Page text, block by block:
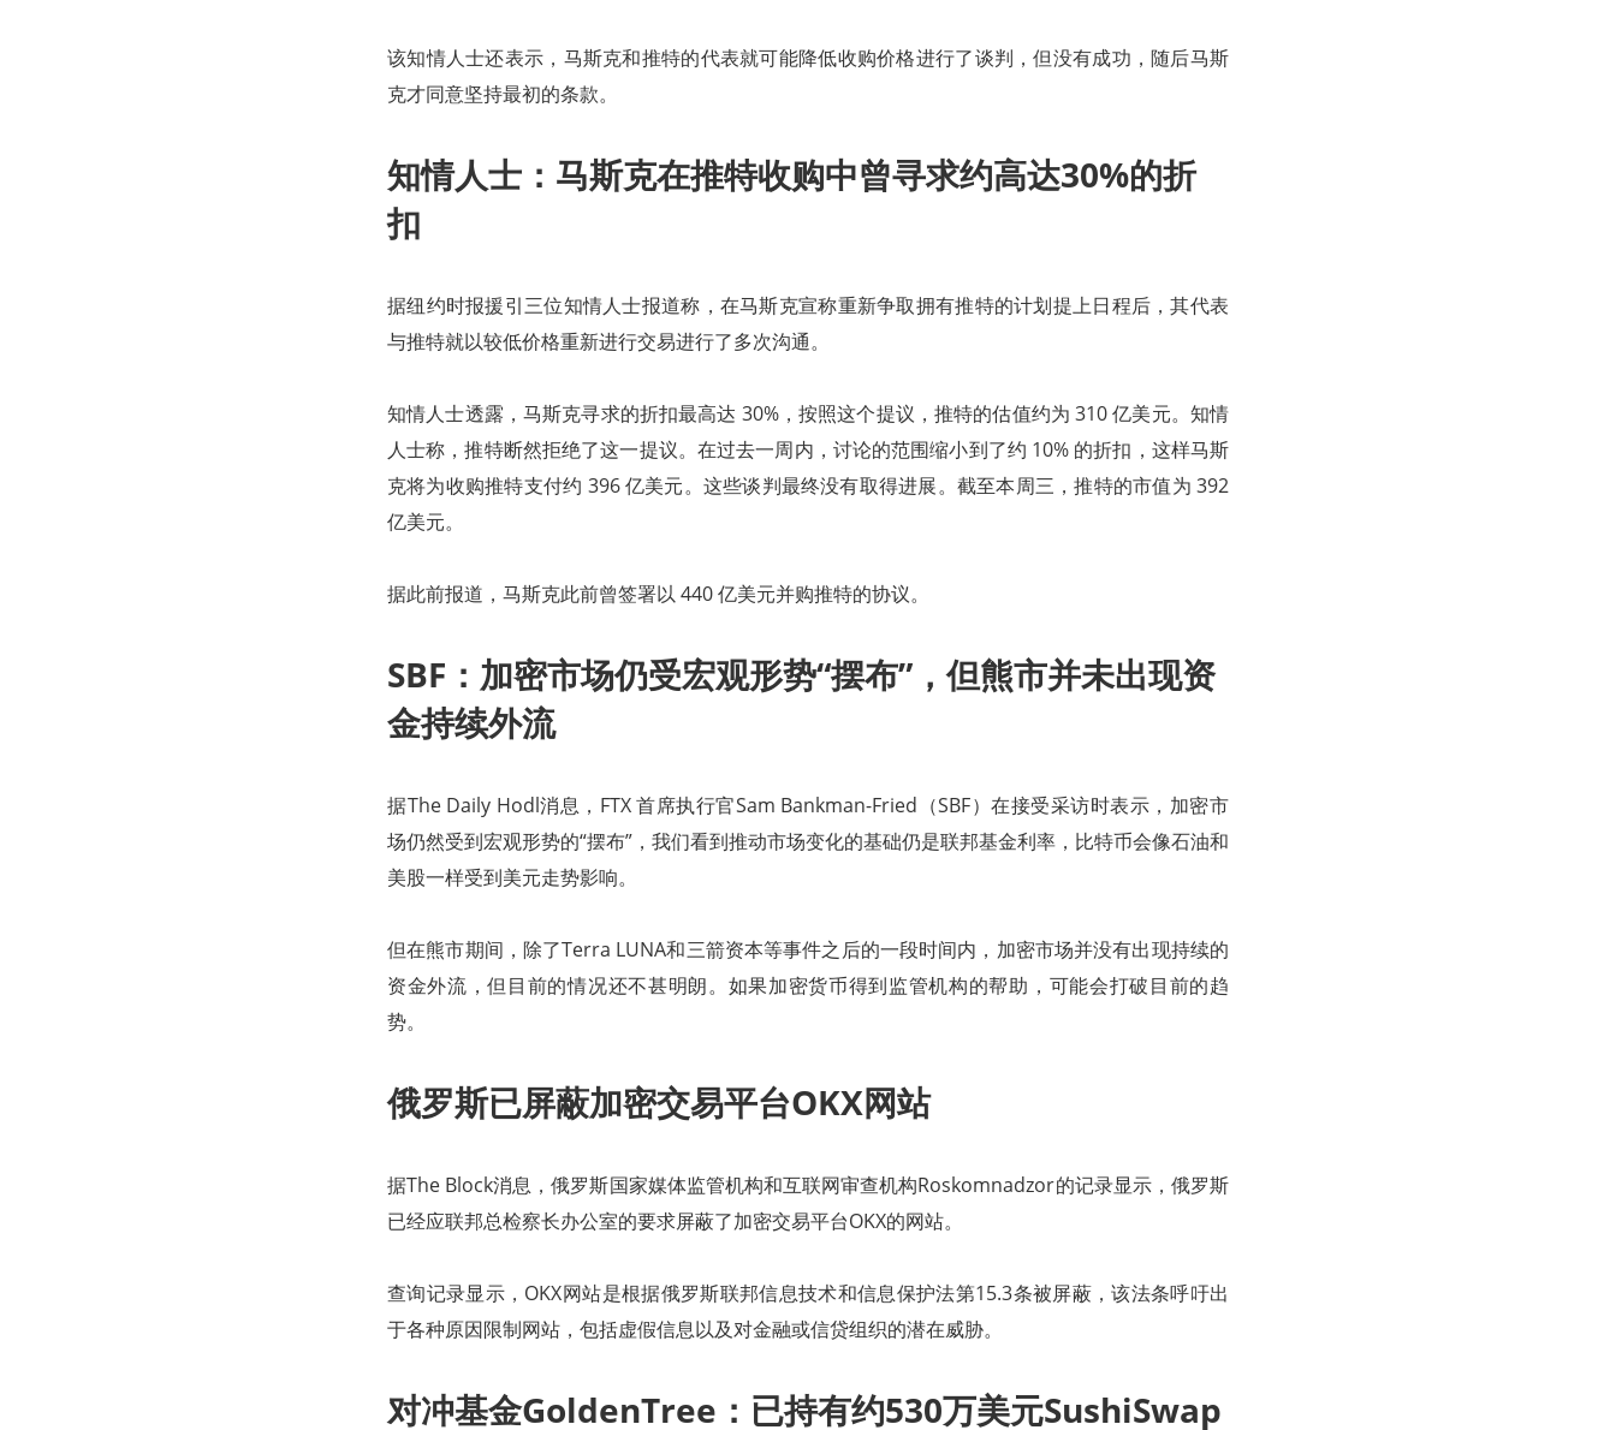
该知情人士还表示，马斯克和推特的代表就可能降低收购价格进行了谈判，但没有成功，随后马斯
克才同意坚持最初的条款。
知情人士：马斯克在推特收购中曾寻求约高达30%的折
扣
据纽约时报援引三位知情人士报道称，在马斯克宣称重新争取拥有推特的计划提上日程后，其代表
与推特就以较低价格重新进行交易进行了多次沟通。
知情人士透露，马斯克寻求的折扣最高达 30%，按照这个提议，推特的估值约为 310 亿美元。知情
人士称，推特断然拒绝了这一提议。在过去一周内，讨论的范围缩小到了约 10% 的折扣，这样马斯
克将为收购推特支付约 396 亿美元。这些谈判最终没有取得进展。截至本周三，推特的市值为 392
亿美元。
据此前报道，马斯克此前曾签署以 440 亿美元并购推特的协议。
SBF：加密市场仍受宏观形势“摆布”，但熊市并未出现资
金持续外流
据The Daily Hodl消息，FTX 首席执行官Sam Bankman-Fried（SBF）在接受采访时表示，加密市
场仍然受到宏观形势的“摆布”，我们看到推动市场变化的基础仍是联邦基金利率，比特币会像石油和
美股一样受到美元走势影响。
但在熊市期间，除了Terra LUNA和三箭资本等事件之后的一段时间内，加密市场并没有出现持续的
资金外流，但目前的情况还不甚明朗。如果加密货币得到监管机构的帮助，可能会打破目前的趋
势。
俄罗斯已屏蔽加密交易平台OKX网站
据The Block消息，俄罗斯国家媒体监管机构和互联网审查机构Roskomnadzor的记录显示，俄罗斯
已经应联邦总检察长办公室的要求屏蔽了加密交易平台OKX的网站。
查询记录显示，OKX网站是根据俄罗斯联邦信息技术和信息保护法第15.3条被屏蔽，该法条呼吁出
于各种原因限制网站，包括虚假信息以及对金融或信贷组织的潜在威胁。
对冲基金GoldenTree：已持有约530万美元SushiSwap